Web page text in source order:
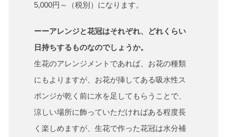
5,000円～（税別）になります。
ーーアレンジと花冠はそれぞれ、どれくらい
日持ちするものなのでしょうか。
生花のアレンジメントであれば、お花の種類
にもよりますが、お花が挿してある吸水性ス
ポンジが乾く前に水を足してもらうことで、
涼しい場所に飾っていただければある程度長
く楽しめますが、生花で作った花冠は水分補